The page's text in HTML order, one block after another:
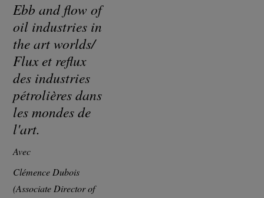
Ebb and flow of
oil industries in
the art worlds/
Flux et reflux
des industries
pétrolières dans
les mondes de
l'art.
Avec
Clémence Dubois
(Associate Director of